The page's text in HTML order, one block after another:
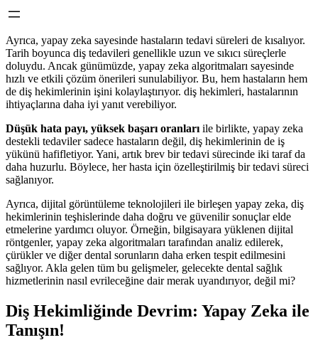
Ayrıca, yapay zeka sayesinde hastaların tedavi süreleri de kısalıyor.
Tarih boyunca diş tedavileri genellikle uzun ve sıkıcı süreçlerle
doluydu. Ancak günümüzde, yapay zeka algoritmaları sayesinde
hızlı ve etkili çözüm önerileri sunulabiliyor. Bu, hem hastaların hem
de diş hekimlerinin işini kolaylaştırıyor. diş hekimleri, hastalarının
ihtiyaçlarına daha iyi yanıt verebiliyor.
Düşük hata payı, yüksek başarı oranları ile birlikte, yapay zeka
destekli tedaviler sadece hastaların değil, diş hekimlerinin de iş
yükünü hafifletiyor. Yani, artık brev bir tedavi sürecinde iki taraf da
daha huzurlu. Böylece, her hasta için özelleştirilmiş bir tedavi süreci
sağlanıyor.
Ayrıca, dijital görüntüleme teknolojileri ile birleşen yapay zeka, diş
hekimlerinin teşhislerinde daha doğru ve güvenilir sonuçlar elde
etmelerine yardımcı oluyor. Örneğin, bilgisayara yüklenen dijital
röntgenler, yapay zeka algoritmaları tarafından analiz edilerek,
çürükler ve diğer dental sorunların daha erken tespit edilmesini
sağlıyor. Akla gelen tüm bu gelişmeler, gelecekte dental sağlık
hizmetlerinin nasıl evrileceğine dair merak uyandırıyor, değil mi?
Diş Hekimliğinde Devrim: Yapay Zeka ile
Tanışın!